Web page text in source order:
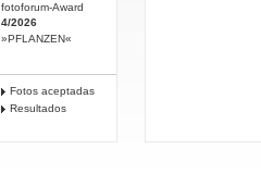
fotoforum-Award
4/2026
»PFLANZEN«
Fotos aceptadas
Resultados